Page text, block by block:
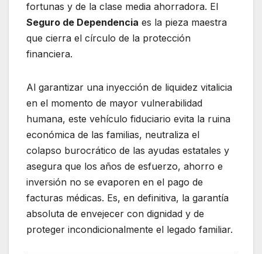
fortunas y de la clase media ahorradora. El
Seguro de Dependencia es la pieza maestra
que cierra el círculo de la protección
financiera.
Al garantizar una inyección de liquidez vitalicia
en el momento de mayor vulnerabilidad
humana, este vehículo fiduciario evita la ruina
económica de las familias, neutraliza el
colapso burocrático de las ayudas estatales y
asegura que los años de esfuerzo, ahorro e
inversión no se evaporen en el pago de
facturas médicas. Es, en definitiva, la garantía
absoluta de envejecer con dignidad y de
proteger incondicionalmente el legado familiar.